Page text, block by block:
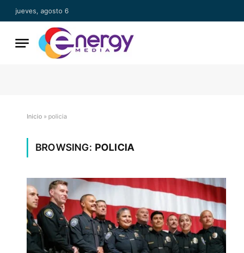
jueves, agosto 6
Inicio » policia
BROWSING: POLICIA